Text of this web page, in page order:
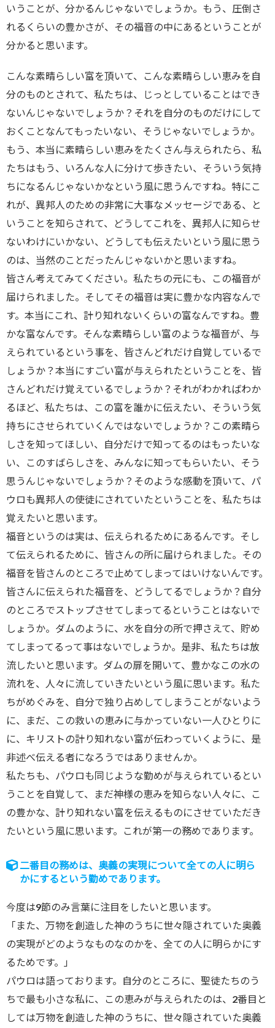
いうことが、分かるんじゃないでしょうか。もう、圧倒さ
れるくらいの豊かさが、その福音の中にあるということが
分かると思います。
こんな素晴らしい富を頂いて、こんな素晴らしい恵みを自
分のものとされて、私たちは、じっとしていることはでき
ないんじゃないでしょうか？それを自分のものだけにして
おくことなんてもったいない、そうじゃないでしょうか。
もう、本当に素晴らしい恵みをたくさん与えられたら、私
たちはもう、いろんな人に分けて歩きたい、そういう気持
ちになるんじゃないかなという風に思うんですね。特にこ
れが、異邦人のための非常に大事なメッセージである、と
いうことを知らされて、どうしてこれを、異邦人に知らせ
ないわけにいかない、どうしても伝えたいという風に思う
のは、当然のことだったんじゃないかと思いますね。
皆さん考えてみてください。私たちの元にも、この福音が
届けられました。そしてその福音は実に豊かな内容なんで
す。本当にこれ、計り知れないくらいの富なんですね。豊
かな富なんです。そんな素晴らしい富のような福音が、与
えられているという事を、皆さんどれだけ自覚しているで
しょうか？本当にすごい富が与えられたということを、皆
さんどれだけ覚えているでしょうか？それがわかればわか
るほど、私たちは、この富を誰かに伝えたい、そういう気
持ちにさせられていくんではないでしょうか？この素晴ら
しさを知ってほしい、自分だけで知ってるのはもったいな
い、このすばらしさを、みんなに知ってもらいたい、そう
思うんじゃないでしょうか？そのような感動を頂いて、パ
ウロも異邦人の使徒にされていたということを、私たちは
覚えたいと思います。
福音というのは実は、伝えられるためにあるんです。そし
て伝えられるために、皆さんの所に届けられました。その
福音を皆さんのところで止めてしまってはいけないんです。
皆さんに伝えられた福音を、どうしてるでしょうか？自分
のところでストップさせてしまってるということはないで
しょうか。ダムのように、水を自分の所で押さえて、貯め
てしまってるって事はないでしょうか。是非、私たちは放
流したいと思います。ダムの扉を開いて、豊かなこの水の
流れを、人々に流していきたいという風に思います。私た
ちがめぐみを、自分で独り占めしてしまうことがないよう
に、まだ、この救いの恵みに与かっていない一人ひとりに
に、キリストの計り知れない富が伝わっていくように、是
非述べ伝える者になろうではありませんか。
私たちも、パウロも同じような勤めが与えられているとい
うことを自覚して、まだ神様の恵みを知らない人々に、こ
の豊かな、計り知れない富を伝えるものにさせていただき
たいという風に思います。これが第一の務めであります。
二番目の務めは、奥義の実現について全ての人に明ら
かにするという勤めであります。
今度は9節のみ言葉に注目をしたいと思います。
「また、万物を創造した神のうちに世々隠されていた奥義
の実現がどのようなものなのかを、全ての人に明らかにす
るためです。」
パウロは語っております。自分のところに、聖徒たちのう
ちで最も小さな私に、この恵みが与えられたのは、2番目と
しては万物を創造した神のうちに、世々隠されていた奥義